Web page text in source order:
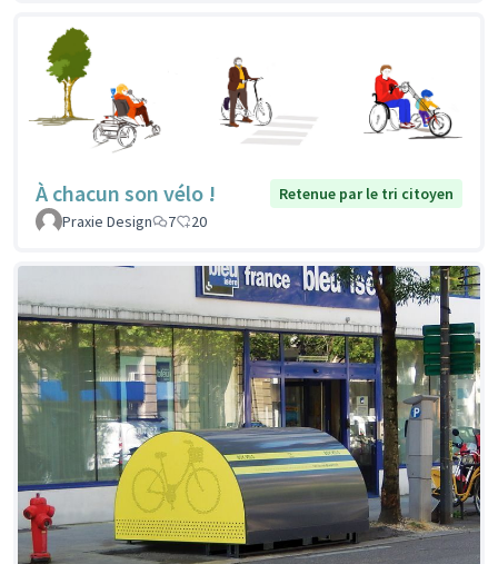
À chacun son vélo !
Retenue par le tri citoyen
Praxie Design
7 20